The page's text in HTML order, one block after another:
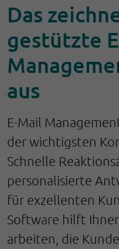
Das
gestützte
aus
E-Mail
der wichtigsten
Schnelle
personalisierte
für exzellenten
Software hilft
arbeiten, die